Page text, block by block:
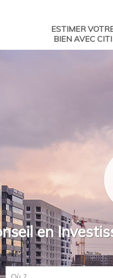
ESTIMER
BIEN AVEC CITI
en